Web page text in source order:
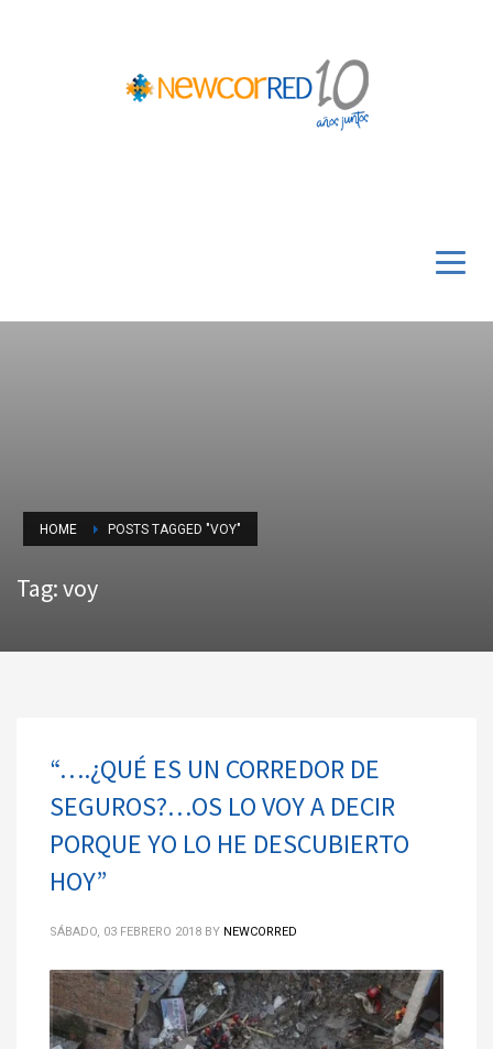
HOME POSTS TAGGED "VOY"
Tag: voy
“….¿QUÉ ES UN CORREDOR DE
SEGUROS?…OS LO VOY A DECIR
PORQUE YO LO HE DESCUBIERTO
HOY”
SÁBADO, 03 FEBRERO 2018 BY NEWCORRED